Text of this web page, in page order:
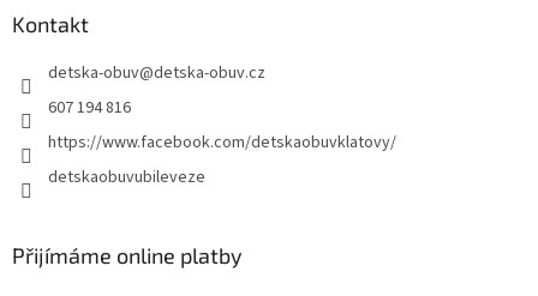
Kontakt
detska-obuv@detska-obuv.cz
607 194 816
https://www.facebook.com/detskaobuvklatovy/
detskaobuvubileveze
Přijímáme online platby